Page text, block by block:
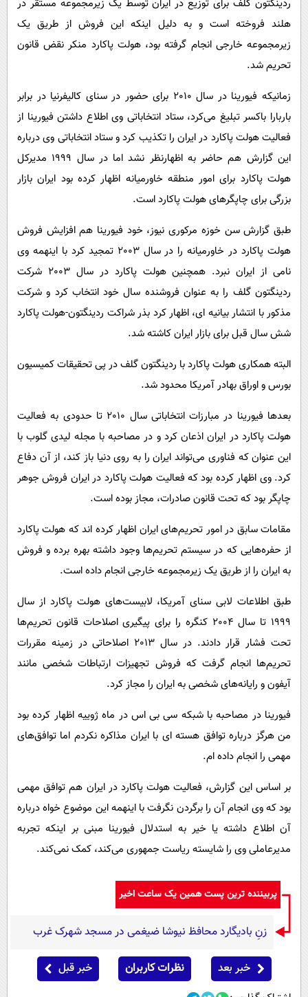
ردینگتون گلف برای توزیع در ایران توسط یک زیرمجموعه مستقر در
هلند فروخته است و به دلیل اینکه این فروش از طریق یک
زیرمجموعه خارجی انجام گرفته بود، هولت پاکارد منکر نقض قانون
تحریم شد.
زمانیکه فیورینا در سال 2010 برای حضور در سنای کالیفرنیا در برابر
باربارا باکسر تبلیغ می‌کرد، ستاد انتخاباتی وی اطلاع داشتن فیورینا از
فعالیت هولت پاکارد در ایران را تکذیب کرد و ستاد انتخاباتی وی درباره
این گزارش هم حاضر به اظهارنظر نشد اما در سال 1999 مدیرکل
هولت پاکارد برای امور منطقه خاورمیانه اظهار کرده بود ایران بازار
بزرگی برای چاپگرهای هولت پاکارد است.
طبق گزارش سن خوزه مرکوری نیوز، خود فیورینا هم افزایش فروش
هولت پاکارد در خاورمیانه را در سال 2003 تمجید کرد با اینهمه وی
نامی از ایران نبرد. همچنین هولت پاکارد در سال 2003 شرکت
ردینگتون گلف را به عنوان فروشنده سال خود انتخاب کرد و شرکت
مذکور با انتشار بیانیه ای، اظهار کرد بذر شراکت ردینگتون-هولت پاکارد
شش سال قبل برای بازار ایران کاشته شد.
البته همکاری هولت پاکارد با ردینگتون گلف در پی تحقیقات کمیسیون
بورس و اوراق بهادر آمریکا محدود شد.
بعدها فیورینا در مبارزات انتخاباتی سال 2010 تا حدودی به فعالیت
هولت پاکارد در ایران اذعان کرد و در مصاحبه با مجله لیدی گلوب با
این عنوان که فناوری می‌تواند ایران را به روی دنیا باز کند، از آن دفاع
کرد. وی اظهار کرده بود که فعالیت هولت پاکارد در ایران فروش جوهر
چاپگر بود که تحت قانون صادرات، مجاز بوده است.
مقامات سابق در امور تحریم‌های ایران اظهار کرده اند که هولت پاکارد
از حفره‌هایی که در سیستم تحریم‌ها وجود داشته بهره برده و فروش
به ایران را از طریق یک زیرمجموعه خارجی انجام داده است.
طبق اطلاعات لابی سنای آمریکا، لابیست‌های هولت پاکارد از سال
1999 تا سال 2004 کنگره را برای پیگیری اصلاحات قانون تحریم‌ها
تحت فشار قرار دادند. در سال 2013 اصلاحاتی در زمینه مقررات
تحریم‌ها انجام گرفت که فروش تجهیزات ارتباطات شخصی مانند
آیفون و رایانه‌های شخصی به ایران را مجاز کرد.
فیورینا در مصاحبه با شبکه سی بی اس در ماه ژوییه اظهار کرده بود
من هرگز درباره توافق هسته ای با ایران مذاکره نکردم اما توافق‌های
مهمی را انجام داده ام.
بر اساس این گزارش، فعالیت هولت پاکارد در ایران هم توافق مهمی
بود که وی انجام آن را برگردن نگرفت با اینهمه این موضوع خواه درباره
آن اطلاع داشته یا خیر به استدلال فیورینا مبنی بر اینکه تجربه
مدیرعاملی وی را شایسته ریاست جمهوری می‌کند، کمک نمی‌کند.
پربیننده ترین پست همین یک ساعت اخیر
زنِ بادیگارد محافظ نیوشا ضیغمی در مسجد شهرک غرب
خبر بعد نظرات کاربران خبر قبل